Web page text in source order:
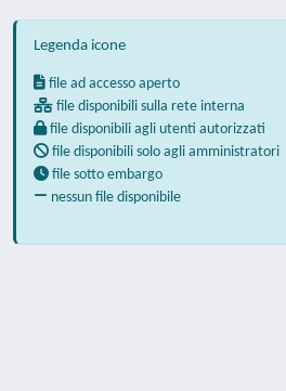
Legenda icone
file ad accesso aperto
file disponibili sulla rete interna
file disponibili agli utenti autorizzati
file disponibili solo agli amministratori
file sotto embargo
nessun file disponibile